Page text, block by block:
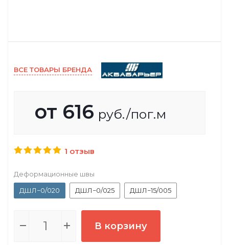
ВСЕ ТОВАРЫ БРЕНДА
от 616 руб./пог.м
1 отзыв
Деформационные швы
ДШЛ−0/020
ДШЛ−0/025 ДШЛ−15/005
В корзину